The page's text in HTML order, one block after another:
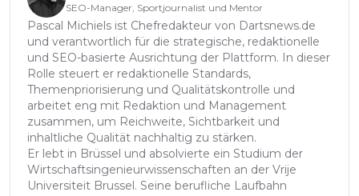
SEO-Manager, Sportjournalist und Mentor
Pascal Michiels ist Chefredakteur von Dartsnews.de
und verantwortlich für die strategische, redaktionelle
und SEO-basierte Ausrichtung der Plattform. In dieser
Rolle steuert er redaktionelle Standards,
Themenpriorisierung und Qualitätskontrolle und
arbeitet eng mit Redaktion und Management
zusammen, um Reichweite, Sichtbarkeit und
inhaltliche Qualität nachhaltig zu stärken.
Er lebt in Brüssel und absolvierte ein Studium der
Wirtschaftsingenieurwissenschaften an der Vrije
Universiteit Brussel. Seine berufliche Laufbahn